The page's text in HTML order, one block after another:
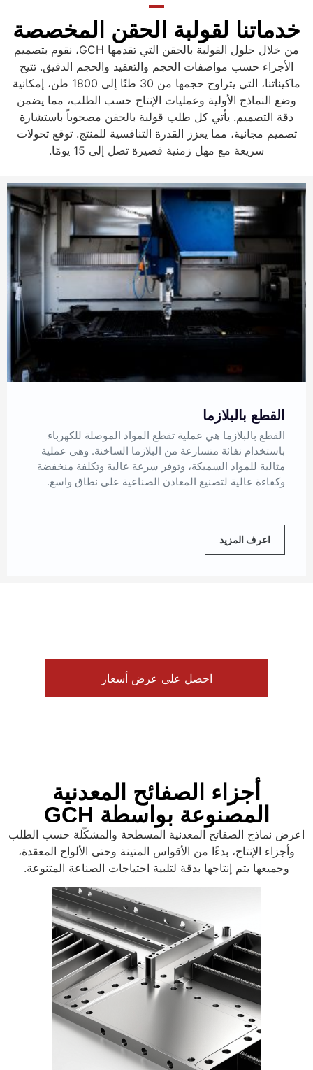
خدماتنا لقولبة الحقن المخصصة
من خلال حلول القولبة بالحقن التي تقدمها GCH، نقوم بتصميم
الأجزاء حسب مواصفات الحجم والتعقيد والحجم الدقيق. تتيح
ماكيناتنا، التي يتراوح حجمها من 30 طنًا إلى 1800 طن، إمكانية
وضع النماذج الأولية وعمليات الإنتاج حسب الطلب، مما يضمن
دقة التصميم. يأتي كل طلب قولبة بالحقن مصحوباً باستشارة
تصميم مجانية، مما يعزز القدرة التنافسية للمنتج. توقع تحولات
سريعة مع مهل زمنية قصيرة تصل إلى 15 يومًا.
القطع بالبلازما
القطع بالبلازما هي عملية تقطع المواد الموصلة للكهرباء
باستخدام نفاثة متسارعة من البلازما الساخنة. وهي عملية
مثالية للمواد السميكة، وتوفر سرعة عالية وتكلفة منخفضة
وكفاءة عالية لتصنيع المعادن الصناعية على نطاق واسع.
اعرف المزيد
احصل على عرض أسعار
أجزاء الصفائح المعدنية
المصنوعة بواسطة GCH
اعرض نماذج الصفائح المعدنية المسطحة والمشكّلة حسب الطلب
وأجزاء الإنتاج، بدءًا من الأقواس المتينة وحتى الألواح المعقدة،
وجميعها يتم إنتاجها بدقة لتلبية احتياجات الصناعة المتنوعة.